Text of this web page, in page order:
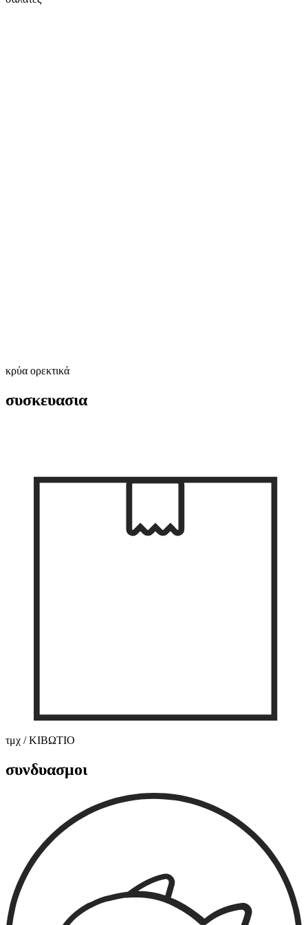
κρύα ορεκτικά
συσκευασια
τμχ / ΚΙΒΩΤΙΟ
συνδυασμοι